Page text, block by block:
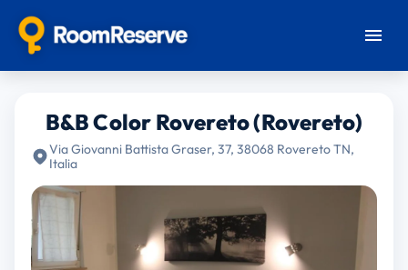
B&B Color Rovereto (Rovereto)
Via Giovanni Battista Graser, 37, 38068 Rovereto TN,
Italia